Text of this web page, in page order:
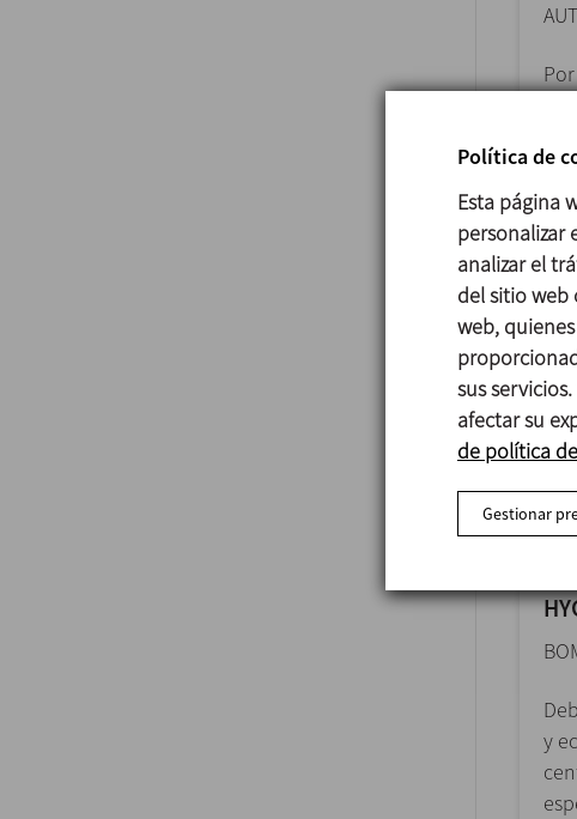
SP
y
Política de
Esta página
personalizar
analizar el
del sitio web
web,
sus
afectar su
de política
Gestionar